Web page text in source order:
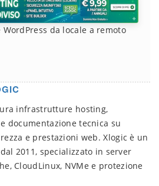
da locale a remoto
infrastrutture hosting,
documentazione tecnica su
e prestazioni web. Xlogic è un
2011, specializzato in server
CloudLinux, NVMe e protezione